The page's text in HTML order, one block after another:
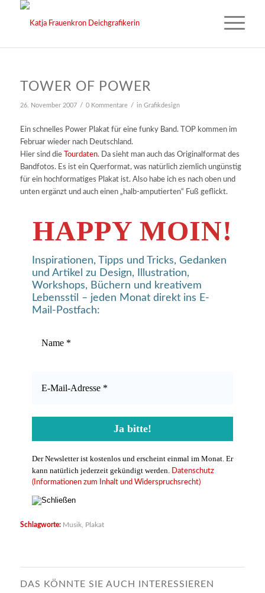
TOWER OF POWER
26. November 2007 / 0 Kommentare / in Grafikdesign
Ein schnelles Power Plakat für eine funky Band. TOP kommen im
Februar wieder nach Deutschland.
Hier sind die
Tourdaten. Da sieht man auch das Originalformat des
Bandfotos. Es ist ein Querformat, was natürlich ziemlich ungünstig
für ein hochformatiges Plakat ist. Also habe ich es nach oben und
unten ergänzt und auch einen „halb-amputierten“ Fuß geflickt.
HAPPY MOIN!
Inspirationen, Tipps und Tricks, Gedanken
und Artikel zu Design, Illustration,
Workshops, Büchern und kreativem
Lebensstil – jeden Monat direkt ins E-
Mail-Postfach:
Der Newsletter ist kostenlos und erscheint einmal im Monat. Er
kann natürlich jederzeit gekündigt werden.
Datenschutz
(Informationen zum Inhalt und Widerspruchsrecht)
Schlagworte: Musik, Plakat
DAS KÖNNTE SIE AUCH INTERESSIEREN